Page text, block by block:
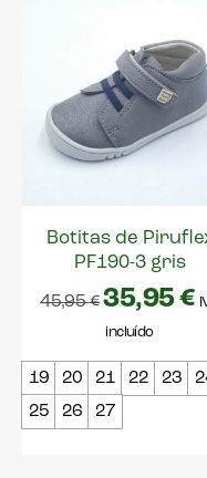
niños y niñas
Botitas de
PF190-3 gris
45,95€ 35,95€
incluído
19 20 21 22 23
25
26 27